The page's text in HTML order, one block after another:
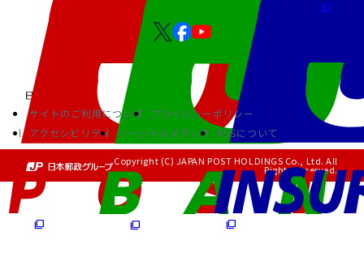
サイトのご利用について
プライバシーポリシー
アクセシビリティ
ソーシャルメディア RSSについて
Copyright (C) JAPAN POST HOLDINGS Co., Ltd. All
Rights Reserved.